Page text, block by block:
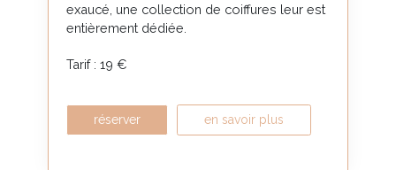
exaucé, une collection de coiffures leur est
entièrement dédiée.
Tarif : 19 €
réserver en savoir plus